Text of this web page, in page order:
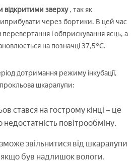
відкритими зверху, так як
через бортики. В цей час
і обприскування яєць, а
на позначці 37,5°С.
дотримання режиму інкубації,
шкаралупи:
стався на гострому кінці – це
недостатність повітрообміну.
звільнитися від шкаралупи
якщо був надлишок вологи.